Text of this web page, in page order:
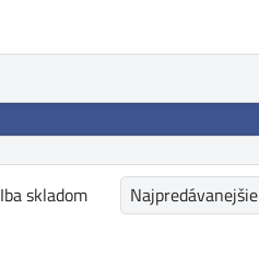
Najpredávanejšie
Iba skladom